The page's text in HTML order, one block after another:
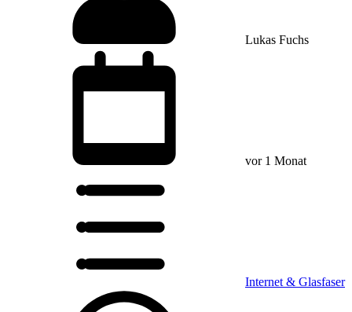
Lukas Fuchs
vor 1 Monat
Internet & Glasfaser